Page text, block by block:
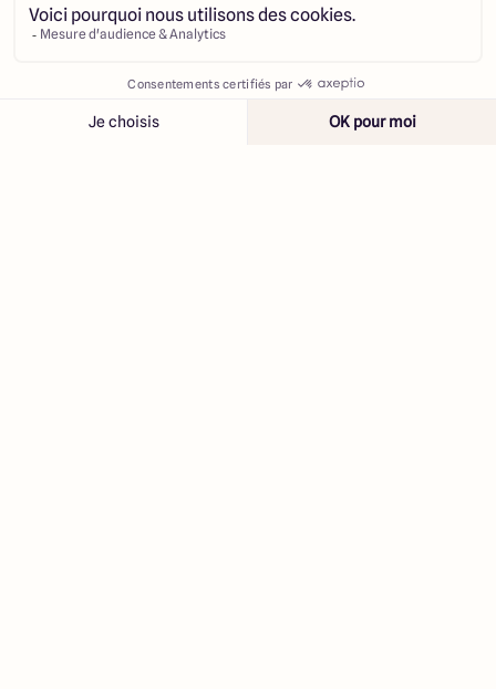
Nous prenons en charge la constitution et le dépôt de
votre dossier de permis de construire. Nous assurons